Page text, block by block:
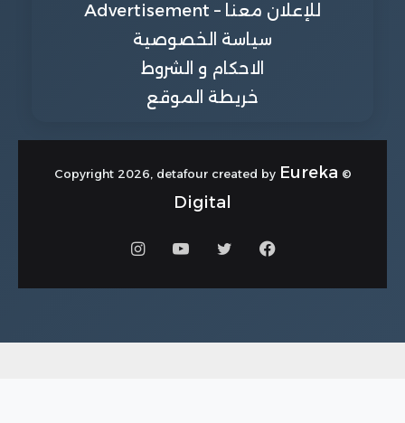
للإعلان معنا – Advertisement
سياسة الخصوصية
الاحكام و الشروط
خريطة الموقع
© Copyright 2026, detafour created by
Eureka
Digital
فيسبوكتويتر يوتيوبانستقرام